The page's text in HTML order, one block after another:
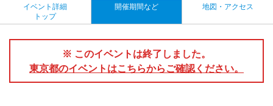
イベント詳細
トップ
開催期間など 地図・アクセス
※ このイベントは終了しました。
東京都のイベントはこちらからご確認ください。